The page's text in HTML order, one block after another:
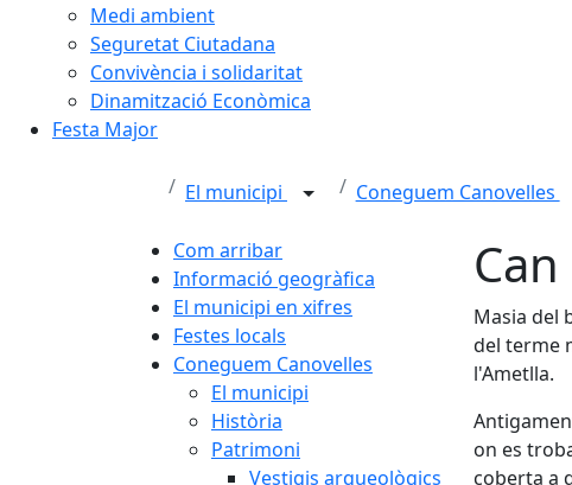
Medi ambient
Seguretat Ciutadana
Convivència i solidaritat
Dinamització Econòmica
Festa Major
El municipi Coneguem Canovelles
Com arribar
Informació geogràfica
El municipi en xifres
Festes locals
Coneguem Canovelles
El municipi
Història
Patrimoni
Vestigis arqueològics
Masia del
del terme
l'Ametlla.
on es
coberta a